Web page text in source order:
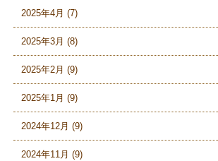
2025年4月 (7)
2025年3月 (8)
2025年2月 (9)
2025年1月 (9)
2024年12月 (9)
2024年11月 (9)